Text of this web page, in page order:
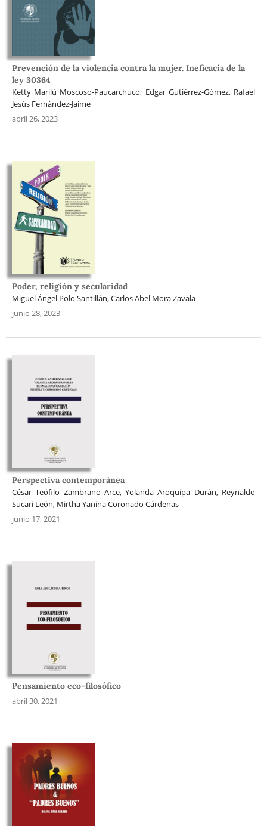
Prevención de la violencia contra la mujer. Ineficacia de la
ley 30364
Ketty Marilú Moscoso-Paucarchuco; Edgar Gutiérrez-Gómez, Rafael
Jesús Fernández-Jaime
abril 26, 2023
Poder, religión y secularidad
Miguel Ángel Polo Santillán, Carlos Abel Mora Zavala
junio 28, 2023
Perspectiva contemporánea
César Teófilo Zambrano Arce, Yolanda Aroquipa Durán, Reynaldo
Sucari León, Mirtha Yanina Coronado Cárdenas
junio 17, 2021
Pensamiento eco-filosófico
abril 30, 2021